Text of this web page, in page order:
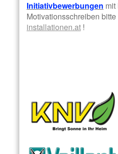
Initiativbewerbungen
Motivationsschreiben
installationen.at !